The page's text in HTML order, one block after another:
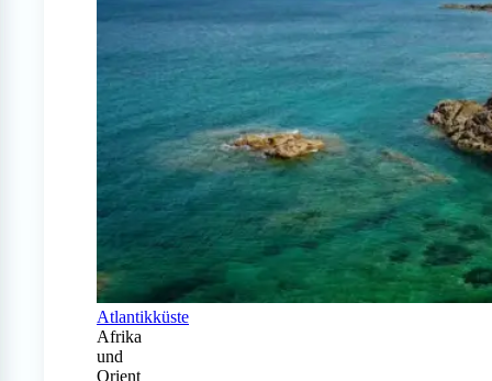
Atlantikküste
Afrika
und
Orient